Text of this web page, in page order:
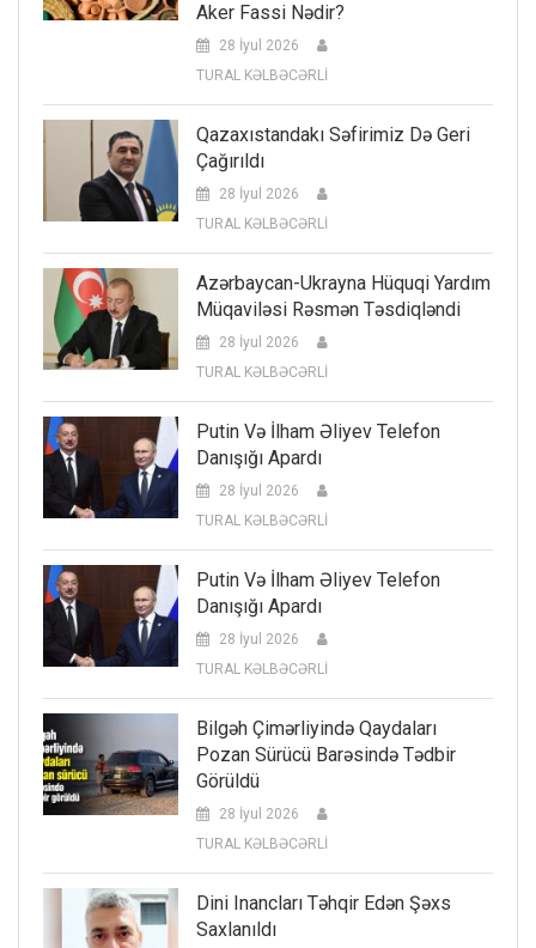
Aker Fassi Nədir?
28 İyul 2026
TURAL KƏLBƏCƏRLİ
Qazaxıstandakı Səfirimiz Də Geri
Çağırıldı
28 İyul 2026
TURAL KƏLBƏCƏRLİ
Azərbaycan-Ukrayna Hüquqi Yardım
Müqaviləsi Rəsmən Təsdiqləndi
28 İyul 2026
TURAL KƏLBƏCƏRLİ
Putin Və İlham Əliyev Telefon
Danışığı Apardı
28 İyul 2026
TURAL KƏLBƏCƏRLİ
Putin Və İlham Əliyev Telefon
Danışığı Apardı
28 İyul 2026
TURAL KƏLBƏCƏRLİ
Bilgəh Çimərliyində Qaydaları
Pozan Sürücü Barəsində Tədbir
Görüldü
28 İyul 2026
TURAL KƏLBƏCƏRLİ
Dini Inancları Təhqir Edən Şəxs
Saxlanıldı